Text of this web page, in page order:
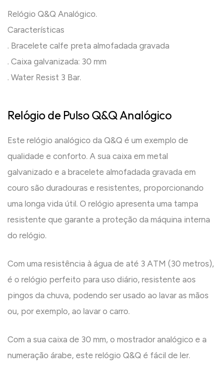
Relógio Q&Q Analógico.
Características
. Bracelete calfe preta almofadada gravada
. Caixa galvanizada: 30 mm
. Water Resist 3 Bar.
Relógio de Pulso Q&Q Analógico
Este relógio analógico da Q&Q é um exemplo de
qualidade e conforto. A sua caixa em metal
galvanizado e a bracelete almofadada gravada em
couro são duradouras e resistentes, proporcionando
uma longa vida útil. O relógio apresenta uma tampa
resistente que garante a proteção da máquina interna
do relógio.
Com uma resistência à água de até 3 ATM (30 metros),
é o relógio perfeito para uso diário, resistente aos
pingos da chuva, podendo ser usado ao lavar as mãos
ou, por exemplo, ao lavar o carro.
Com a sua caixa de 30 mm, o mostrador analógico e a
numeração árabe, este relógio Q&Q é fácil de ler.